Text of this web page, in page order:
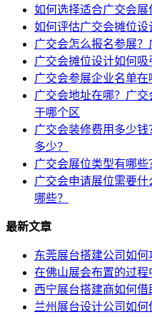
如何选择适合广交会展
如何评估广交会摊位
广交会怎么报名参展
广交会摊位设计如何
广交会参展企业名单
广交会地址在哪？广
于哪个区
广交会装修费用多少
多少？
广交会展位类型有哪些
广交会申请展位需要
哪些？
最新文章
东莞展台搭建公司如何
在佛山展会布置的过程
西宁展台搭建商如何借
兰州展台设计公司如